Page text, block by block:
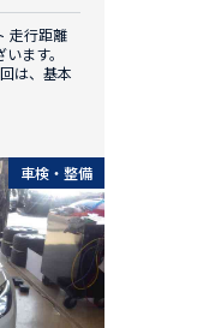
走行距離
ます。
は、基本
車検・整備